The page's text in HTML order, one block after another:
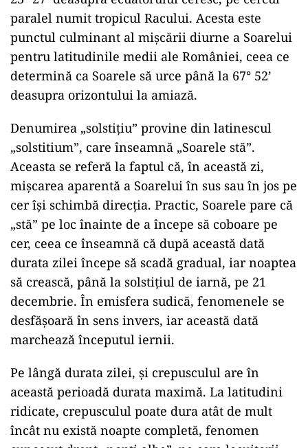
paralel numit tropicul Racului. Acesta este
punctul culminant al mişcării diurne a Soarelui
pentru latitudinile medii ale României, ceea ce
determină ca Soarele să urce până la 67° 52’
deasupra orizontului la amiază.
Denumirea „solstiţiu” provine din latinescul
„solstitium”, care înseamnă „Soarele stă”.
Aceasta se referă la faptul că, în această zi,
mişcarea aparentă a Soarelui în sus sau în jos pe
cer îşi schimbă direcţia. Practic, Soarele pare că
„stă” pe loc înainte de a începe să coboare pe
cer, ceea ce înseamnă că după această dată
durata zilei începe să scadă gradual, iar noaptea
să crească, până la solstiţiul de iarnă, pe 21
decembrie. În emisfera sudică, fenomenele se
desfăşoară în sens invers, iar această dată
marchează începutul iernii.
Pe lângă durata zilei, şi crepusculul are în
această perioadă durata maximă. La latitudini
ridicate, crepusculul poate dura atât de mult
încât nu există noapte completă, fenomen